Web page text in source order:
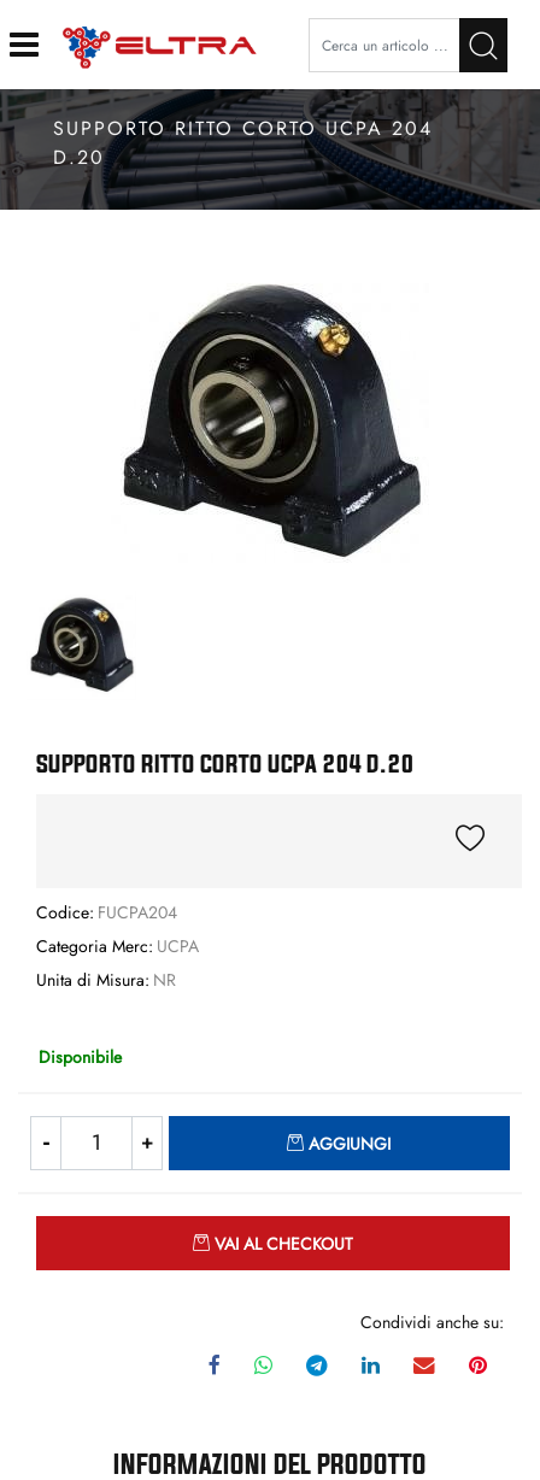
Open
SUPPORTO RITTO CORTO UCPA 204
D.20
SUPPORTO RITTO CORTO UCPA 204 D.20
Codice: FUCPA204
Categoria Merc: UCPA
Unita di Misura: NR
Disponibile
AGGIUNGI
VAI AL CHECKOUT
Condividi anche su:
INFORMAZIONI DEL PRODOTTO